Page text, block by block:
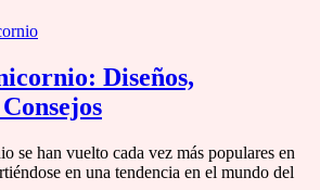
Diseños,
se han vuelto cada vez más populares en
en una tendencia en el mundo del